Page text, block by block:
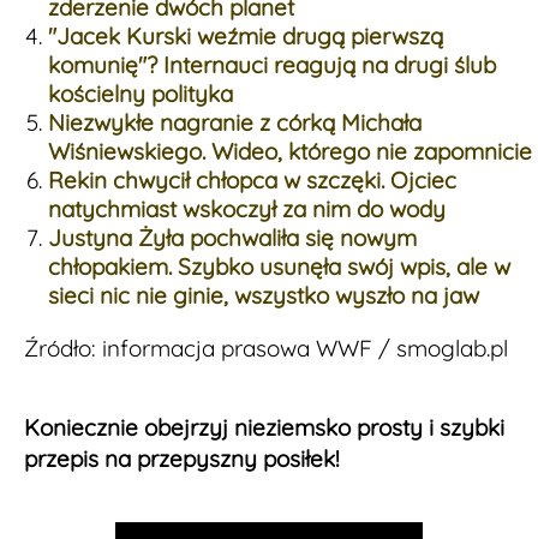
zderzenie dwóch planet
"Jacek Kurski weźmie drugą pierwszą
komunię"? Internauci reagują na drugi ślub
kościelny polityka
Niezwykłe nagranie z córką Michała
Wiśniewskiego. Wideo, którego nie zapomnicie
Rekin chwycił chłopca w szczęki. Ojciec
natychmiast wskoczył za nim do wody
Justyna Żyła pochwaliła się nowym
chłopakiem. Szybko usunęła swój wpis, ale w
sieci nic nie ginie, wszystko wyszło na jaw
Źródło: informacja prasowa WWF / smoglab.pl
Koniecznie obejrzyj nieziemsko prosty i szybki
przepis na przepyszny posiłek!